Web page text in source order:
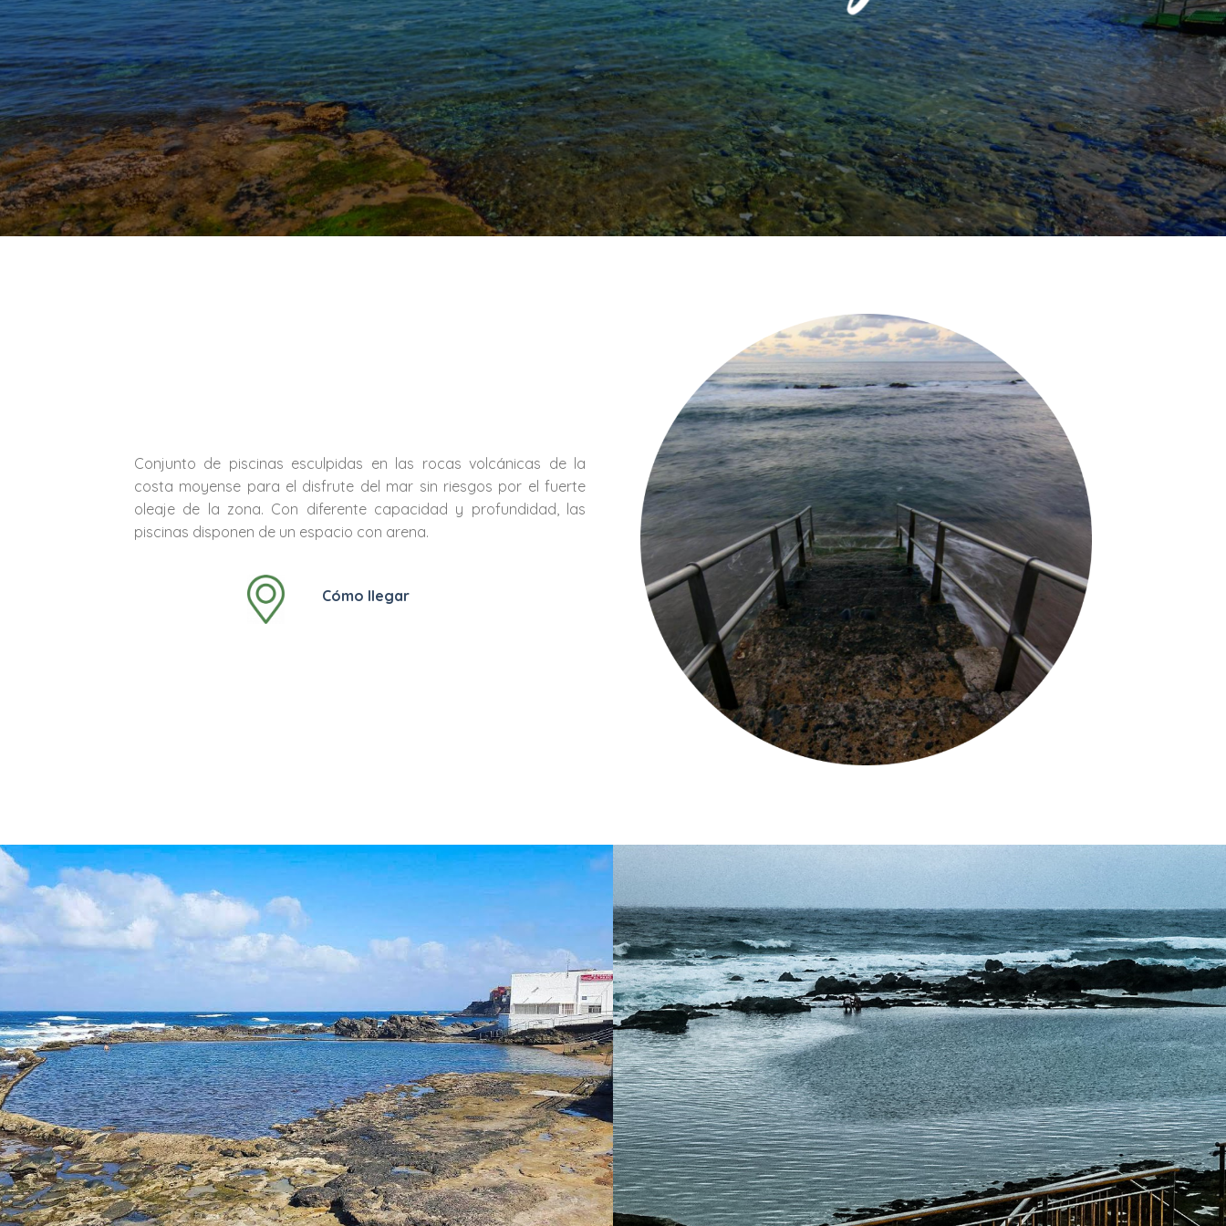
Conjunto de piscinas esculpidas en las rocas volcánicas de la
costa moyense para el disfrute del mar sin riesgos por el fuerte
oleaje de la zona. Con diferente capacidad y profundidad, las
piscinas disponen de un espacio con arena.
Cómo llegar